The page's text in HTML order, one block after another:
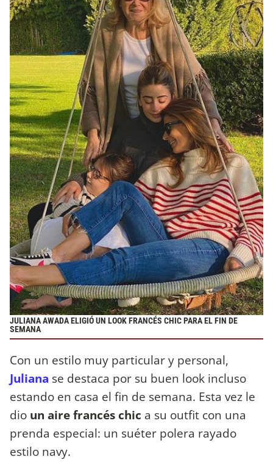
JULIANA AWADA ELIGIÓ UN LOOK FRANCÉS CHIC PARA EL FIN DE
SEMANA
Con un estilo muy particular y personal,
Juliana se destaca por su buen look incluso
estando en casa el fin de semana. Esta vez le
dio un aire francés chic a su outfit con una
prenda especial: un suéter polera rayado
estilo navy.